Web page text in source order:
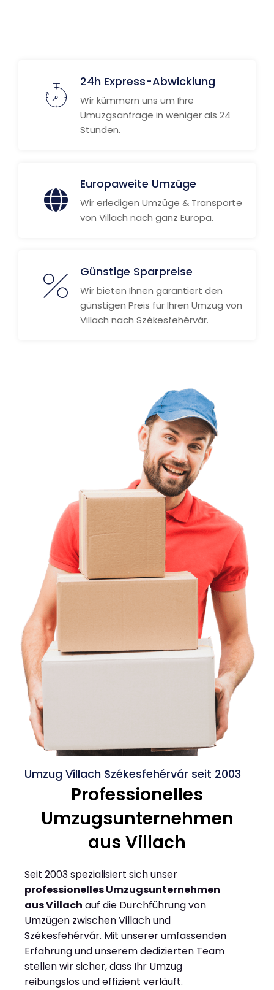
24h Express-Abwicklung
Wir kümmern uns um Ihre
Umuzgsanfrage in weniger als 24
Stunden.
Europaweite Umzüge
Wir erledigen Umzüge & Transporte
von Villach nach ganz Europa.
Günstige Sparpreise
Wir bieten Ihnen garantiert den
günstigen Preis für Ihren Umzug von
Villach nach Székesfehérvár.
Umzug Villach Székesfehérvár seit 2003
Professionelles
Umzugsunternehmen
aus Villach
Seit 2003 spezialisiert sich unser
professionelles Umzugsunternehmen
aus Villach auf die Durchführung von
Umzügen zwischen Villach und
Székesfehérvár. Mit unserer umfassenden
Erfahrung und unserem dedizierten Team
stellen wir sicher, dass Ihr Umzug
reibungslos und effizient verläuft.